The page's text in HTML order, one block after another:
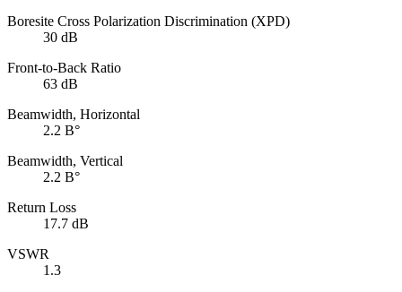
Boresite Cross Polarization Discrimination (XPD)
30 dB
Front-to-Back Ratio
63 dB
Beamwidth, Horizontal
2.2 В°
Beamwidth, Vertical
2.2 В°
Return Loss
17.7 dB
VSWR
1.3